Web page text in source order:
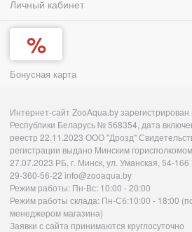
Личный кабинет
Бонусная карта
Интернет-сайт ZooAqua.by зарегистрирован
Республики Беларусь № 568354, дата
реестр 22.11.2023 ООО "Дрозд"
регистрации выдано Минским
27.07.2023 РБ, г. Минск, ул. Уманская, 54-
29-360-56-22 info@zooaqua.by
Режим работы: Пн-Вс: 10:00 - 20:00
Режим работы склада: Пн-Сб:10:00 - 18:00
менеджером магазина)
Заявки с сайта принимаются круглосуточно